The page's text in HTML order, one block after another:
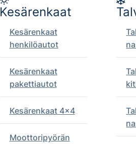
Kesärenkaat
Kesärenkaat
henkilöautot
Kesärenkaat
pakettiautot
Kesärenkaat 4x4
Moottoripyörän